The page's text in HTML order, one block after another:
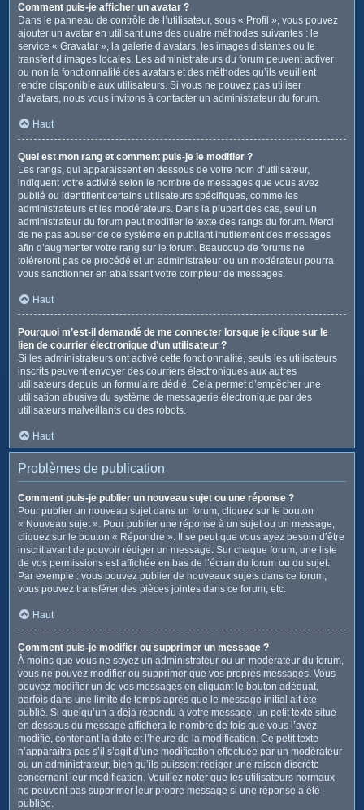
Comment puis-je afficher un avatar ?
Dans le panneau de contrôle de l’utilisateur, sous « Profil », vous pouvez
ajouter un avatar en utilisant une des quatre méthodes suivantes : le
service « Gravatar », la galerie d’avatars, les images distantes ou le
transfert d’images locales. Les administrateurs du forum peuvent activer
ou non la fonctionnalité des avatars et des méthodes qu’ils veuillent
rendre disponible aux utilisateurs. Si vous ne pouvez pas utiliser
d’avatars, nous vous invitons à contacter un administrateur du forum.
Haut
Quel est mon rang et comment puis-je le modifier ?
Les rangs, qui apparaissent en dessous de votre nom d’utilisateur,
indiquent votre activité selon le nombre de messages que vous avez
publié ou identifient certains utilisateurs spécifiques, comme les
administrateurs et les modérateurs. Dans la plupart des cas, seul un
administrateur du forum peut modifier le texte des rangs du forum. Merci
de ne pas abuser de ce système en publiant inutilement des messages
afin d’augmenter votre rang sur le forum. Beaucoup de forums ne
toléreront pas ce procédé et un administrateur ou un modérateur pourra
vous sanctionner en abaissant votre compteur de messages.
Haut
Pourquoi m’est-il demandé de me connecter lorsque je clique sur le
lien de courrier électronique d’un utilisateur ?
Si les administrateurs ont activé cette fonctionnalité, seuls les utilisateurs
inscrits peuvent envoyer des courriers électroniques aux autres
utilisateurs depuis un formulaire dédié. Cela permet d’empêcher une
utilisation abusive du système de messagerie électronique par des
utilisateurs malveillants ou des robots.
Haut
Problèmes de publication
Comment puis-je publier un nouveau sujet ou une réponse ?
Pour publier un nouveau sujet dans un forum, cliquez sur le bouton
« Nouveau sujet ». Pour publier une réponse à un sujet ou un message,
cliquez sur le bouton « Répondre ». Il se peut que vous ayez besoin d’être
inscrit avant de pouvoir rédiger un message. Sur chaque forum, une liste
de vos permissions est affichée en bas de l’écran du forum ou du sujet.
Par exemple : vous pouvez publier de nouveaux sujets dans ce forum,
vous pouvez transférer des pièces jointes dans ce forum, etc.
Haut
Comment puis-je modifier ou supprimer un message ?
À moins que vous ne soyez un administrateur ou un modérateur du forum,
vous ne pouvez modifier ou supprimer que vos propres messages. Vous
pouvez modifier un de vos messages en cliquant le bouton adéquat,
parfois dans une limite de temps après que le message initial ait été
publié. Si quelqu’un a déjà répondu à votre message, un petit texte situé
en dessous du message affichera le nombre de fois que vous l’avez
modifié, contenant la date et l’heure de la modification. Ce petit texte
n’apparaîtra pas s’il s’agit d’une modification effectuée par un modérateur
ou un administrateur, bien qu’ils puissent rédiger une raison discrète
concernant leur modification. Veuillez noter que les utilisateurs normaux
ne peuvent pas supprimer leur propre message si une réponse a été
publiée.